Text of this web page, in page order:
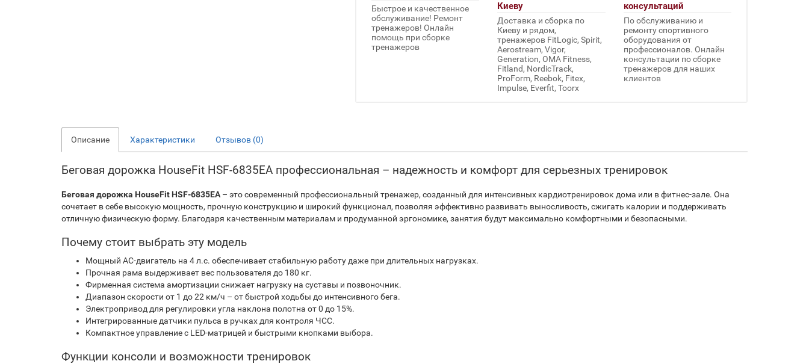
Быстрое и качественное
обслуживание! Ремонт
тренажеров! Онлайн
помощь при сборке
тренажеров
Киеву
Доставка и сборка по
Киеву и рядом,
тренажеров FitLogic, Spirit,
Aerostream, Vigor,
Generation, OMA Fitness,
Fitland, NordicTrack,
ProForm, Reebok, Fitex,
Impulse, Everfit, Toorx
консультаций
По обслуживанию и
ремонту спортивного
оборудования от
профессионалов. Онлайн
консультации по сборке
тренажеров для наших
клиентов
Описание Характеристики Отзывов (0)
Беговая дорожка HouseFit HSF-6835EA профессиональная – надежность и комфорт для серьезных тренировок
Беговая дорожка HouseFit HSF-6835EA – это современный профессиональный тренажер, созданный для интенсивных кардиотренировок дома или в фитнес-зале. Она
сочетает в себе высокую мощность, прочную конструкцию и широкий функционал, позволяя эффективно развивать выносливость, сжигать калории и поддерживать
отличную физическую форму. Благодаря качественным материалам и продуманной эргономике, занятия будут максимально комфортными и безопасными.
Почему стоит выбрать эту модель
Мощный AC-двигатель на 4 л.с. обеспечивает стабильную работу даже при длительных нагрузках.
Прочная рама выдерживает вес пользователя до 180 кг.
Фирменная система амортизации снижает нагрузку на суставы и позвоночник.
Диапазон скорости от 1 до 22 км/ч – от быстрой ходьбы до интенсивного бега.
Электропривод для регулировки угла наклона полотна от 0 до 15%.
Интегрированные датчики пульса в ручках для контроля ЧСС.
Компактное управление с LED-матрицей и быстрыми кнопками выбора.
Функции консоли и возможности тренировок